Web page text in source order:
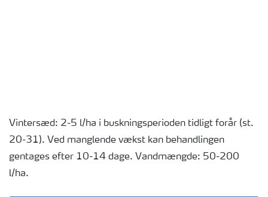
Vintersæd: 2-5 l/ha i buskningsperioden tidligt forår (st.
20-31). Ved manglende vækst kan behandlingen
gentages efter 10-14 dage. Vandmængde: 50-200
l/ha.